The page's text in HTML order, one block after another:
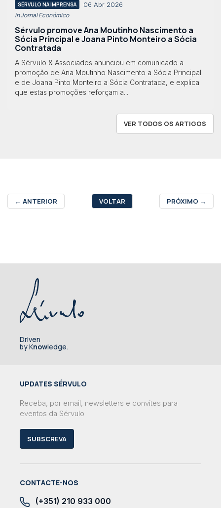
SÉRVULO NA IMPRENSA 06 Abr 2026
in Jornal Económico
Sérvulo promove Ana Moutinho Nascimento a
Sócia Principal e Joana Pinto Monteiro a Sócia
Contratada
A Sérvulo & Associados anunciou em comunicado a
promoção de Ana Moutinho Nascimento a Sócia Principal
e de Joana Pinto Monteiro a Sócia Contratada, e explica
que estas promoções reforçam a...
VER TODOS OS ARTIGOS
← ANTERIOR VOLTAR PRÓXIMO →
Driven
by Knowledge.
UPDATES SÉRVULO
Receba, por email, newsletters e convites para
eventos da Sérvulo
SUBSCREVA
CONTACTE-NOS
(+351) 210 933 000